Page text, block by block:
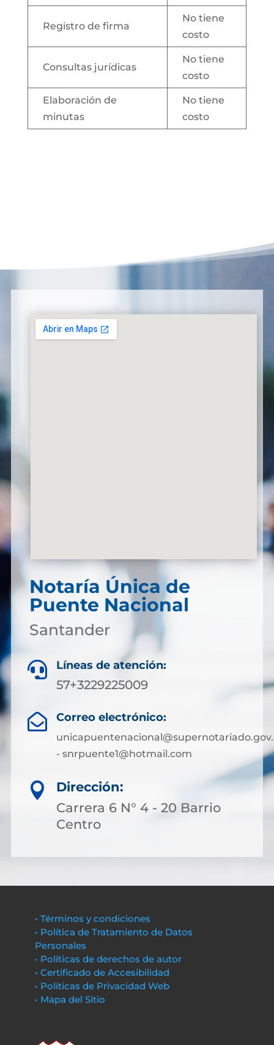
Registro de firma
No tiene
costo
Consultas jurídicas
No tiene
costo
Elaboración de
minutas
No tiene
costo
Notaría Única de
Puente Nacional
Santander
 Líneas de atención:
57+3229225009
 Correo electrónico:
- snrpuente1@hotmail.com

Dirección:
Carrera 6 N° 4 - 20 Barrio
Centro
• Términos y condiciones
• Política de Tratamiento de Datos
Personales
• Políticas de derechos de autor
• Certificado de Accesibilidad
• Políticas de Privacidad Web
• Mapa del Sitio